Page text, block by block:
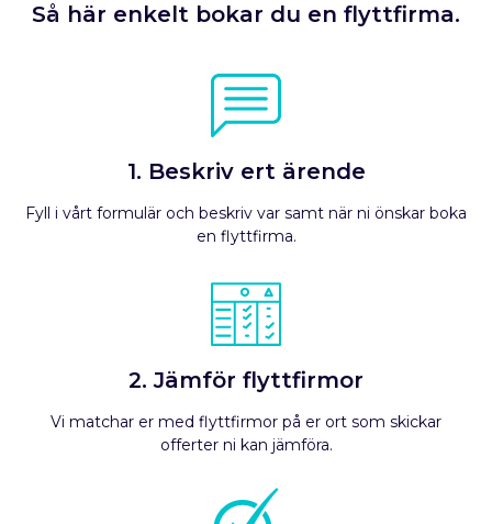
Så här enkelt bokar du en flyttfirma.
1. Beskriv ert ärende
Fyll i vårt formulär och beskriv var samt när ni önskar boka
en flyttfirma.
2. Jämför flyttfirmor
Vi matchar er med flyttfirmor på er ort som skickar
offerter ni kan jämföra.